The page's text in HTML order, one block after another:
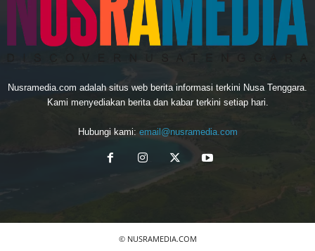
Nusramedia.com adalah situs web berita informasi terkini Nusa Tenggara.
Kami menyediakan berita dan kabar terkini setiap hari.
Hubungi kami: email@nusramedia.com
© NUSRAMEDIA.COM